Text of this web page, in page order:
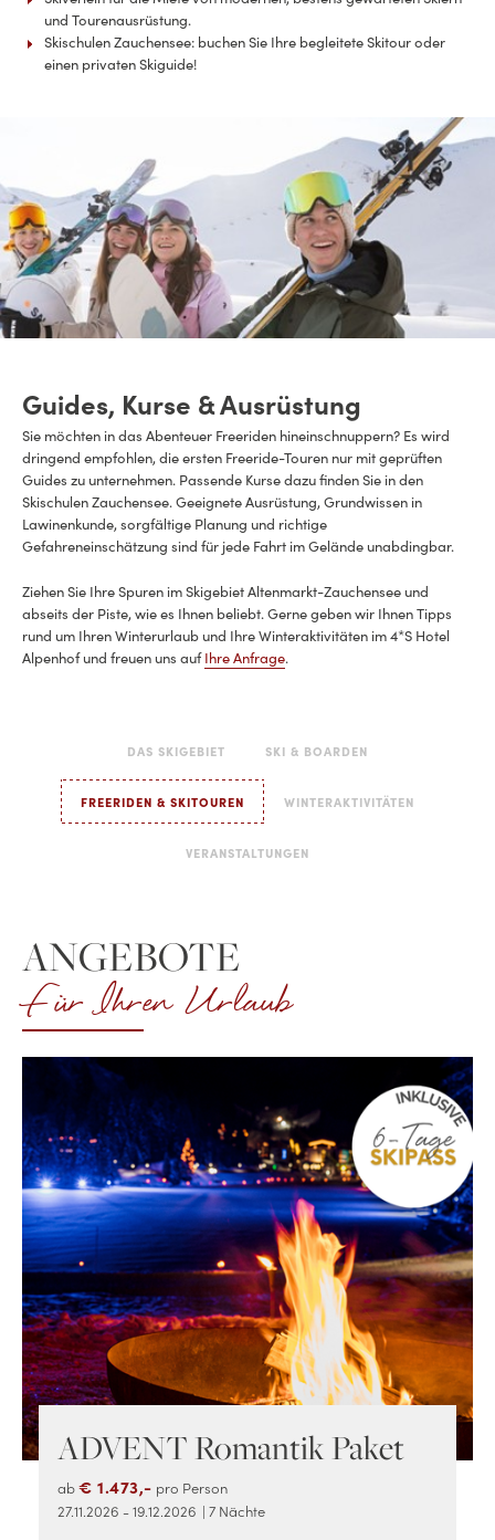
und Tourenausrüstung.
Skischulen Zauchensee: buchen Sie Ihre begleitete Skitour oder
einen privaten Skiguide!
Guides, Kurse & Ausrüstung
Sie möchten in das Abenteuer Freeriden hineinschnuppern? Es wird
dringend empfohlen, die ersten Freeride-Touren nur mit geprüften
Guides zu unternehmen. Passende Kurse dazu finden Sie in den
Skischulen Zauchensee. Geeignete Ausrüstung, Grundwissen in
Lawinenkunde, sorgfältige Planung und richtige
Gefahreneinschätzung sind für jede Fahrt im Gelände unabdingbar.
Ziehen Sie Ihre Spuren im Skigebiet Altenmarkt-Zauchensee und
abseits der Piste, wie es Ihnen beliebt. Gerne geben wir Ihnen Tipps
rund um Ihren Winterurlaub und Ihre Winteraktivitäten im 4*S Hotel
Alpenhof und freuen uns aufIhre Anfrage.
DAS SKIGEBIET SKI & BOARDEN
FREERIDEN & SKITOUREN WINTERAKTIVITÄTEN
VERANSTALTUNGEN
ANGEBOTE
Für Ihren Urlaub
ADVENT Romantik Paket
ab€ 1.473,- pro Person
27.11.2026 - 19.12.2026 | 7 Nächte